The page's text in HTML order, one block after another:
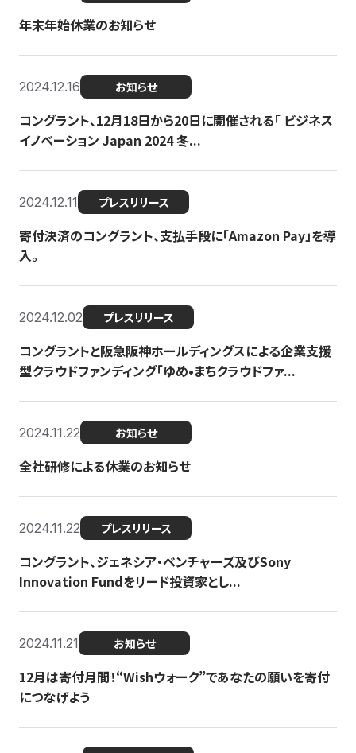
年末年始休業のお知らせ
2024.12.16 お知らせ
コングラント、12月18日から20日に開催される「 ビジネス
イノベーション Japan 2024 冬...
2024.12.11 プレスリリース
寄付決済のコングラント、支払手段に「Amazon Pay」を導
入。
2024.12.02 プレスリリース
コングラントと阪急阪神ホールディングスによる企業支援
型クラウドファンディング「ゆめ•まちクラウドファ...
2024.11.22 お知らせ
全社研修による休業のお知らせ
2024.11.22 プレスリリース
コングラント、ジェネシア・ベンチャーズ及びSony
Innovation Fundをリード投資家とし...
2024.11.21 お知らせ
12月は寄付月間！“Wishウォーク”であなたの願いを寄付
につなげよう